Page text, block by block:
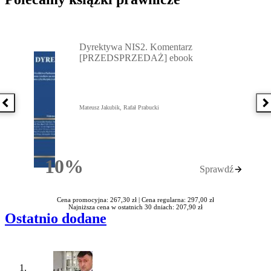
Poprzednia książka
10%Rabatu
Dyrektywa NIS2. Komentarz
[PRZEDSPRZEDAŻ] ebook
Mateusz Jakubik, Rafał Prabucki
Sprawdź
Cena promocyjna: 267,30 zł | Cena regularna: 297,00 zł
Najniższa cena w ostatnich 30 dniach: 207,90 zł
Ostatnio dodane